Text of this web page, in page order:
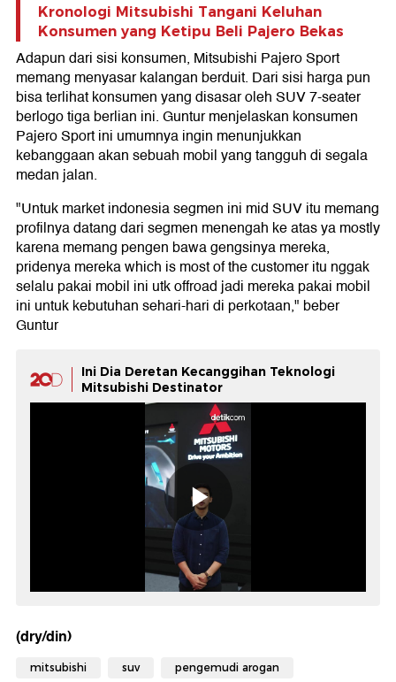
Kronologi Mitsubishi Tangani Keluhan
Konsumen yang Ketipu Beli Pajero Bekas
Adapun dari sisi konsumen, Mitsubishi Pajero Sport
memang menyasar kalangan berduit. Dari sisi harga pun
bisa terlihat konsumen yang disasar oleh SUV 7-seater
berlogo tiga berlian ini. Guntur menjelaskan konsumen
Pajero Sport ini umumnya ingin menunjukkan
kebanggaan akan sebuah mobil yang tangguh di segala
medan jalan.
"Untuk market indonesia segmen ini mid SUV itu memang
profilnya datang dari segmen menengah ke atas ya mostly
karena memang pengen bawa gengsinya mereka,
pridenya mereka which is most of the customer itu nggak
selalu pakai mobil ini utk offroad jadi mereka pakai mobil
ini untuk kebutuhan sehari-hari di perkotaan," beber
Guntur
Ini Dia Deretan Kecanggihan Teknologi
Mitsubishi Destinator
(dry/din)
mitsubishi suv pengemudi arogan